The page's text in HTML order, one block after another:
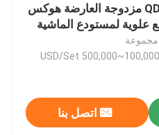
مزدوجة
واحدة
32 طن QD مزدوجة العارضة هوكس
علوية لمستودع الماشية
اتصل بنا